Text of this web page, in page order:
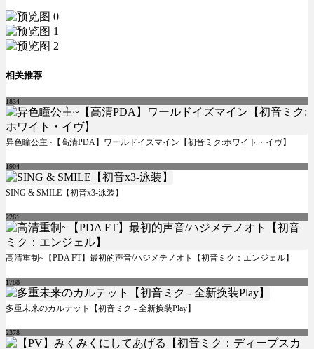
相关推荐
1834
异色瞳公主~【高清PDA】ワールドイズマイン【初音ミク:ホワイト・イヴ】
1904
SING & SMILE【初音x3-泳装】
2261
高清重制~【PDA FT】最初的声音/ハジメテノオト【初音ミク：エンジェル】
1788
多重未来のカルテット【初音ミク - 全新换装Play】
2378